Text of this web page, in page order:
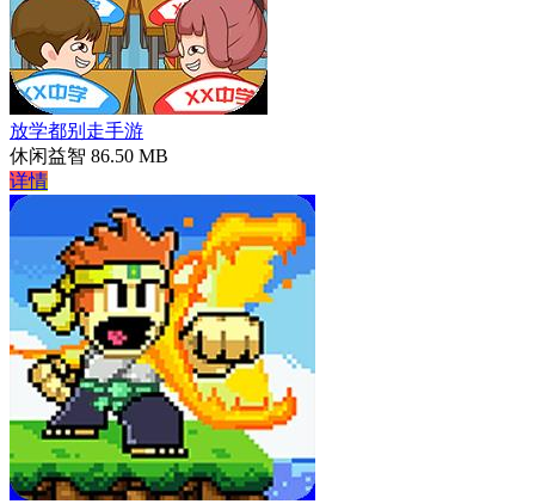
放学都别走手游
休闲益智 86.50 MB
详情